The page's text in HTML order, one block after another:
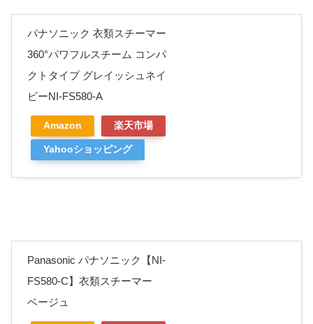
パナソニック 衣類スチーマー
360°パワフルスチーム コンパ
クトタイプ グレイッシュネイ
ビーNI-FS580-A
Amazon 楽天市場
Yahooショッピング
Panasonic パナソニック【NI-
FS580-C】衣類スチーマー
ベージュ